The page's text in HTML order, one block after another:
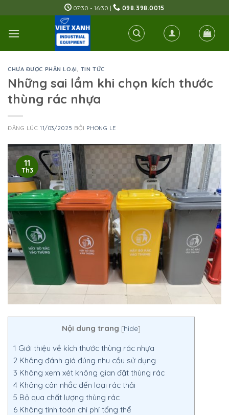
to
content
07:30 - 16:30 | 098.398.0015
CHƯA ĐƯỢC PHÂN LOẠI, TIN TỨC
Những sai lầm khi chọn kích thước
thùng rác nhựa
ĐĂNG LÚC11/03/2025 BỞI PHONG LE
11
Th3
Nội dung trang [hide]
1 Giới thiệu về kích thước thùng rác nhựa
2 Không đánh giá đúng nhu cầu sử dụng
3 Không xem xét không gian đặt thùng rác
4 Không cân nhắc đến loại rác thải
5 Bỏ qua chất lượng thùng rác
6 Không tính toán chi phí tổng thể